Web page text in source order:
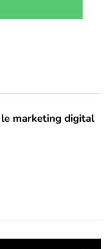
marketing digital